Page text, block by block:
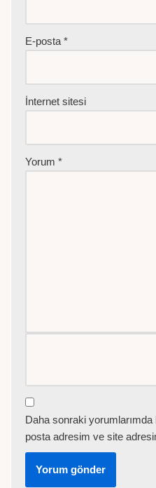
E-posta *
İnternet sitesi
Yorum *
Daha sonraki yorumlarımda
posta adresim ve site